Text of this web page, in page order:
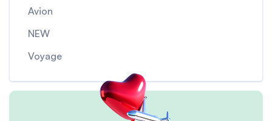
Avion
NEW
Voyage